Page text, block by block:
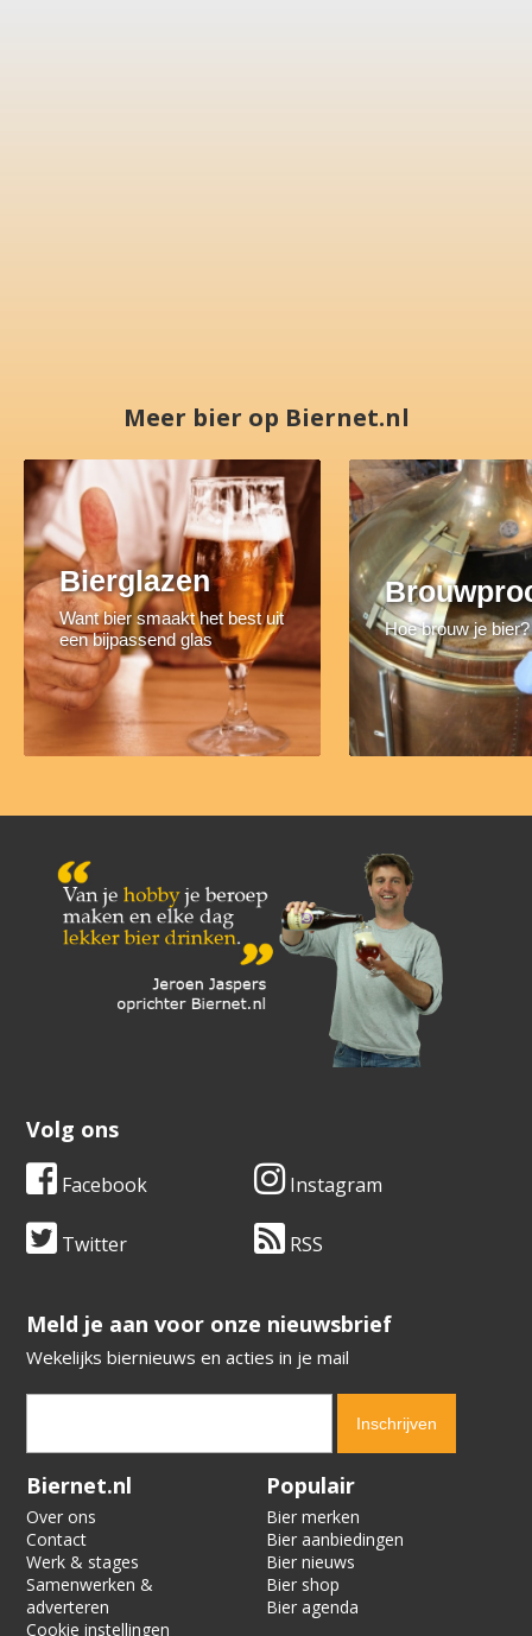
Meer bier op Biernet.nl
Bierglazen
Want bier smaakt het best uit
een bijpassend glas
Hoe brouw je bier?
Volg ons
Facebook Instagram
Twitter RSS
​​​​​​​Meld je aan voor onze nieuwsbrief
Wekelijks biernieuws en acties in je mail
Verification code:
Biernet.nl
Over ons
Contact
Werk & stages
Samenwerken &
adverteren
Cookie instellingen
Populair
Bier merken
Bier aanbiedingen
Bier nieuws
Bier shop
Bier agenda